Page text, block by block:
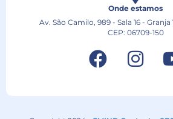
Onde estamos
Av. São Camilo, 989 - Sala 16 -
CEP: 06709-150